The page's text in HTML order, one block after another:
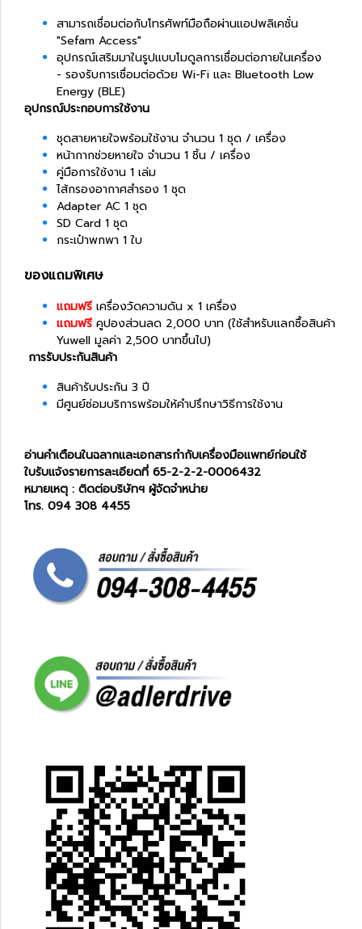
สามารถเชื่อมต่อกับโทรศัพท์มือถือผ่านแอปพลิเคชั่น
"Sefam Access"
อุปกรณ์เสริมมาในรูปแบบโมดูลการเชื่อมต่อภายในเครื่อง
- รองรับการเชื่อมต่อด้วย Wi-Fi และ Bluetooth Low
Energy (BLE)
อุปกรณ์ประกอบการใช้งาน
ชุดสายหายใจพร้อมใช้งาน จำนวน 1 ชุด / เครื่อง
หน้ากากช่วยหายใจ จำนวน 1 ชิ้น / เครื่อง
คู่มือการใช้งาน 1 เล่ม
ไส้กรองอากาศสำรอง 1 ชุด
Adapter AC 1 ชุด
SD Card 1 ชุด
กระเป๋าพกพา 1 ใบ
ของแถมพิเศษ
แถมฟรี เครื่องวัดความดัน x 1 เครื่อง
แถมฟรี คูปองส่วนลด 2,000 บาท (ใช้สำหรับแลกซื้อสินค้า
Yuwell มูลค่า 2,500 บาทขึ้นไป)
การรับประกันสินค้า
สินค้ารับประกัน 3 ปี
มีศูนย์ซ่อมบริการพร้อมให้คำปรึกษาวิธีการใช้งาน
อ่านคำเตือนในฉลากและเอกสารกำกับเครื่องมือแพทย์ก่อนใช้
ใบรับแจ้งรายการละเอียดที่ 65-2-2-2-0006432
หมายเหตุ : ติดต่อบริษัทฯ ผู้จัดจำหน่าย
โทร. 094 308 4455